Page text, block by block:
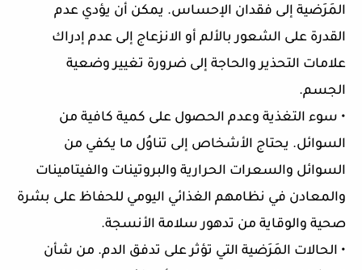
المَرَضية إلى فقدان الإحساس. يمكن أن يؤدي عدم
القدرة على الشعور بالألم أو الانزعاج إلى عدم إدراك
علامات التحذير والحاجة إلى ضرورة تغيير وضعية
الجسم.
• سوء التغذية وعدم الحصول على كمية كافية من
السوائل. يحتاج الأشخاص إلى تناوُل ما يكفي من
السوائل والسعرات الحرارية والبروتينات والفيتامينات
والمعادن في نظامهم الغذائي اليومي للحفاظ على بشرة
صحية والوقاية من تدهور سلامة الأنسجة.
• الحالات المَرَضية التي تؤثر على تدفق الدم. من شأن